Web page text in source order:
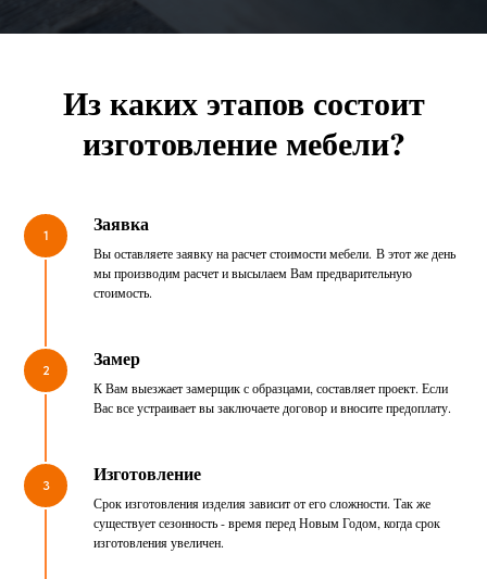
Из каких этапов состоит
изготовление мебели?
1 Заявка
Вы оставляете заявку на расчет стоимости мебели. В этот же день
мы производим расчет и высылаем Вам предварительную
стоимость.
2 Замер
К Вам выезжает замерщик с образцами, составляет проект. Если
Вас все устраивает вы заключаете договор и вносите предоплату.
3 Изготовление
Срок изготовления изделия зависит от его сложности. Так же
существует сезонность - время перед Новым Годом, когда срок
изготовления увеличен.